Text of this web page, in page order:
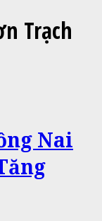
Trạch
Nai